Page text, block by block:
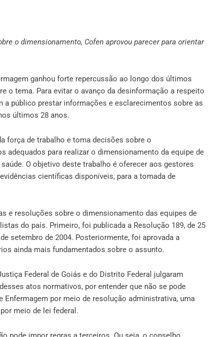
o dimensionamento, Cofen aprovou parecer para orientar
ganhou forte repercussão ao longo dos últimos
o tema. Para evitar o avanço da desinformação a respeito
a público prestar informações e esclarecimentos sobre as
últimos 28 anos.
força de trabalho e toma decisões sobre o
para realizar o dimensionamento da equipe de
O objetivo deste trabalho é oferecer aos gestores
científicas disponíveis, para a tomada de
e resoluções sobre o dimensionamento das equipes de
do país. Primeiro, foi publicada a Resolução 189, de 25
setembro de 2004. Posteriormente, foi aprovada a
ainda mais fundamentados sobre o assunto.
Federal de Goiás e do Distrito Federal julgaram
atos normativos, por entender que não se pode
por meio de resolução administrativa, uma
meio de lei federal.